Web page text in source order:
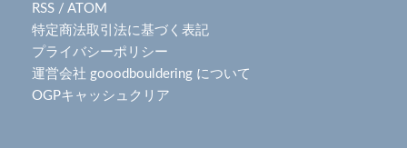
RSS / ATOM
特定商法取引法に基づく表記
プライバシーポリシー
運営会社 gooodbouldering について
OGPキャッシュクリア